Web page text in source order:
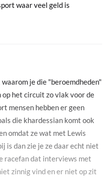
je die "beroemdheden"
het circuit zo vlak voor de
mensen hebben er geen
die khardessian komt ook
omdat ze wat met Lewis
is dan zie je ze daar echt niet
racefan dat interviews met
zinnig vind en er niet op zit
waar veel geld is